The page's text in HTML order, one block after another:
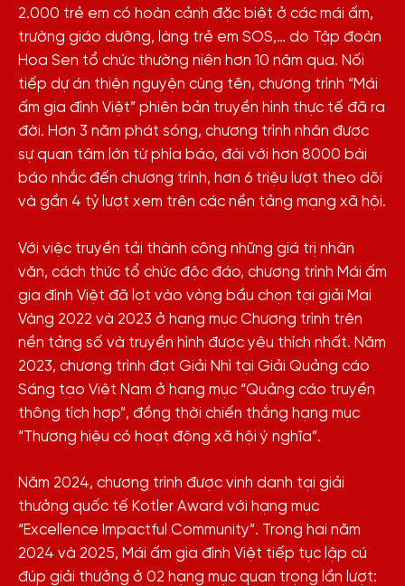
2.000 trẻ em có hoàn cảnh đặc biệt ở các mái ấm,
trường giáo dưỡng, làng trẻ em SOS,… do Tập đoàn
Hoa Sen tổ chức thường niên hơn 10 năm qua. Nối
tiếp dự án thiện nguyện cùng tên, chương trình “Mái
ấm gia đình Việt” phiên bản truyền hình thực tế đã ra
đời. Hơn 3 năm phát sóng, chương trình nhận được
sự quan tâm lớn từ phía báo, đài với hơn 8000 bài
báo nhắc đến chương trình, hơn 6 triệu lượt theo dõi
và gần 4 tỷ lượt xem trên các nền tảng mạng xã hội.
Với việc truyền tải thành công những giá trị nhân
văn, cách thức tổ chức độc đáo, chương trình Mái ấm
gia đình Việt đã lọt vào vòng bầu chọn tại giải Mai
Vàng 2022 và 2023 ở hạng mục Chương trình trên
nền tảng số và truyền hình được yêu thích nhất. Năm
2023, chương trình đạt Giải Nhì tại Giải Quảng cáo
Sáng tạo Việt Nam ở hạng mục “Quảng cáo truyền
thông tích hợp”, đồng thời chiến thắng hạng mục
“Thương hiệu có hoạt động xã hội ý nghĩa”.
Năm 2024, chương trình được vinh danh tại giải
thưởng quốc tế Kotler Award với hạng mục
“Excellence Impactful Community”. Trong hai năm
2024 và 2025, Mái ấm gia đình Việt tiếp tục lập cú
đúp giải thưởng ở 02 hạng mục quan trọng lần lượt: